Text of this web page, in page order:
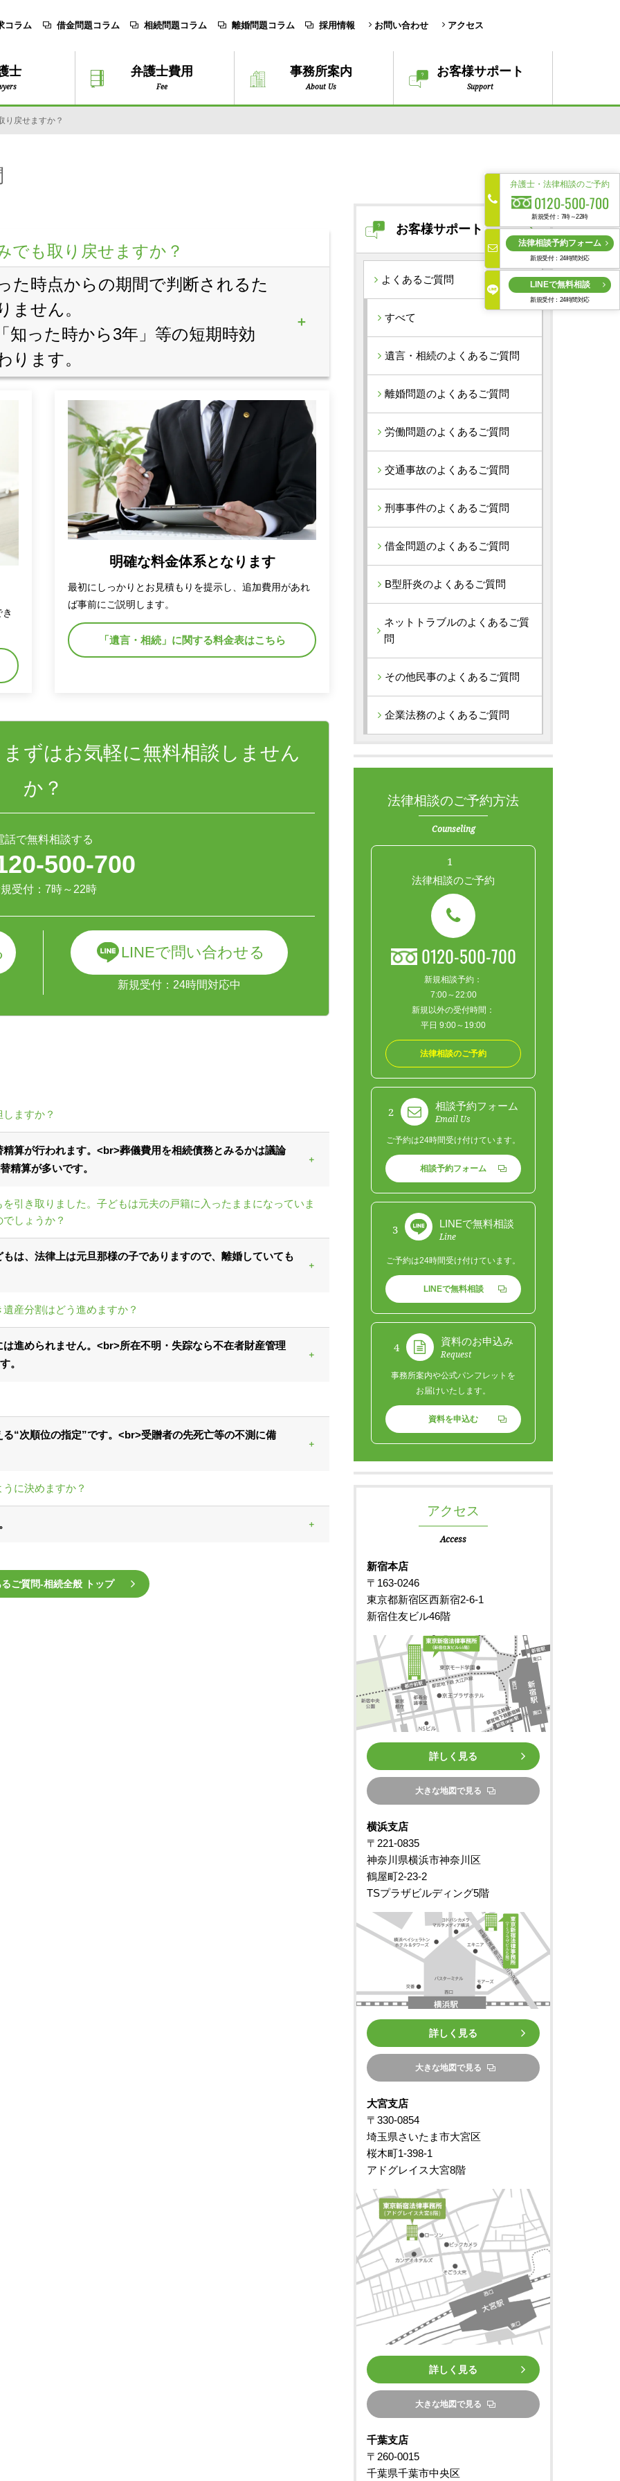
コラム 借金問題コラム 相続問題コラム 離婚問題コラム 採用情報 お問い合わせ アクセス
士 弁護士費用
Fee
事務所案内
About Us
お客様サポート
Support
り戻せますか？
でも取り戻せますか？
た時点からの期間で判断されるた
ません。
知った時から3年」等の短期時効
ります。
明確な料金体系となります
最初にしっかりとお見積もりを提示し、追加費用があれ
ば事前にご説明します。
「遺言・相続」に関する料金表はこちら
ずはお気軽に無料相談しません
か？
話で無料相談する
500-700
受付：7時～22時
LINEで問い合わせる
新規受付：24時間対応中
ますか？
算が行われます。<br>葬儀費用を相続債務とみるかは議論
精算が多いです。
引き取りました。子どもは元夫の戸籍に入ったままになっていま
しょうか？
は、法律上は元旦那様の子でありますので、離婚していても
産分割はどう進めますか？
進められません。<br>所在不明・失踪なら不在者財産管理
。
“次順位の指定”です。<br>受贈者の先死亡等の不測に備
に決めますか？
ご質問‐相続全般 トップ
お客様サポート
よくあるご質問
すべて
遺言・相続のよくあるご質問
離婚問題のよくあるご質問
労働問題のよくあるご質問
交通事故のよくあるご質問
刑事事件のよくあるご質問
借金問題のよくあるご質問
B型肝炎のよくあるご質問
ネットトラブルのよくあるご質
問
その他民事のよくあるご質問
企業法務のよくあるご質問
法律相談のご予約方法
Counseling
1
法律相談のご予約
0120-500-700
新規相談予約：
7:00～22:00
新規以外の受付時間：
平日 9:00～19:00
法律相談のご予約
2
相談予約フォーム
Email Us
ご予約は24時間受け付けています。
相談予約フォーム
3
LINEで無料相談
Line
ご予約は24時間受け付けています。
LINEで無料相談
4
資料のお申込み
Request
事務所案内や公式パンフレットを
お届けいたします。
資料を申込む
アクセス
Access
新宿本店
〒163-0246
東京都新宿区西新宿2-6-1
新宿住友ビル46階
詳しく見る
大きな地図で見る
横浜支店
〒221-0835
神奈川県横浜市神奈川区
鶴屋町2-23-2
TSプラザビルディング5階
詳しく見る
大きな地図で見る
大宮支店
〒330-0854
埼玉県さいたま市大宮区
桜木町1-398-1
アドグレイス大宮8階
詳しく見る
大きな地図で見る
千葉支店
〒260-0015
千葉県千葉市中央区
弁護士・法律相談のご予約
0120-500-700
新規受付：7時～22時
法律相談予約フォーム
新規受付：24時間対応
LINEで無料相談
新規受付：24時間対応